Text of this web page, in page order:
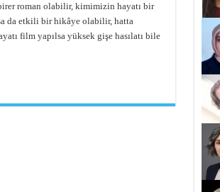
roman olabilir, kimimizin hayatı bir
da etkili bir hikâye olabilir, hatta
film yapılsa yüksek gişe hasılatı bile